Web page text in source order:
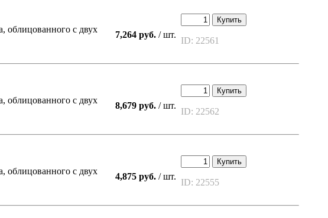
облицованного с двух
7,264 руб. / шт.
Купить
ID: 22561
облицованного с двух
8,679 руб. / шт.
Купить
ID: 22562
облицованного с двух
4,875 руб. / шт.
Купить
ID: 22555